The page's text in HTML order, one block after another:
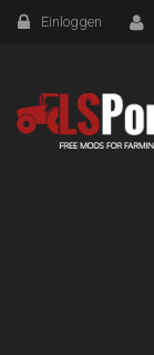
Einloggen